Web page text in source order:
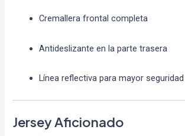
Cremallera frontal completa
Antideslizante en la parte trasera
Línea reflectiva para mayor seguridad
Jersey Aficionado